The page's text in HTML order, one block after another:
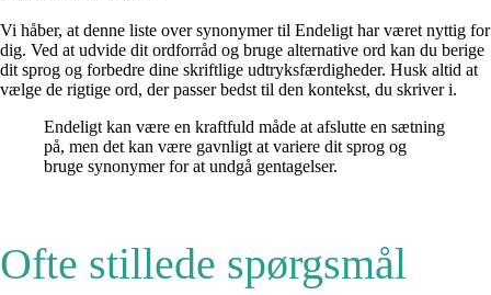
Vi håber, at denne liste over synonymer til Endeligt har været nyttig for
dig. Ved at udvide dit ordforråd og bruge alternative ord kan du berige
dit sprog og forbedre dine skriftlige udtryksfærdigheder. Husk altid at
vælge de rigtige ord, der passer bedst til den kontekst, du skriver i.
Endeligt kan være en kraftfuld måde at afslutte en sætning
på, men det kan være gavnligt at variere dit sprog og
bruge synonymer for at undgå gentagelser.
Ofte stillede spørgsmål